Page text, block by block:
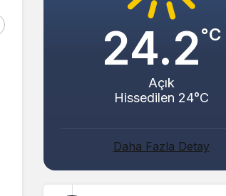
24.2°C
Açık
Hissedilen 24°C
Daha Fazla Detay